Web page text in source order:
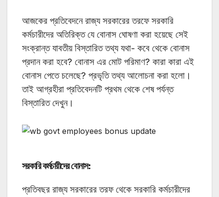
আজকের প্রতিবেদনে রাজ্য সরকারের তরফে সরকারি
কর্মচারীদের অতিরিক্ত যে বোনাস ঘোষণা করা হয়েছে সেই
সংক্রান্ত যাবতীয় বিস্তারিত তথ্য যথা- কবে থেকে বোনাস
প্রদান করা হবে? বোনাস এর মোট পরিমাণ? কারা কারা এই
বোনাস পেতে চলেছে? প্রভৃতি তথ্য আলোচনা করা হলো।
তাই আগ্রহীরা প্রতিবেদনটি প্রথম থেকে শেষ পর্যন্ত
বিস্তারিত দেখুন।
সরকারি কর্মচারীদের বোনাস:
প্রতিবছর রাজ্য সরকারের তরফ থেকে সরকারি কর্মচারীদের